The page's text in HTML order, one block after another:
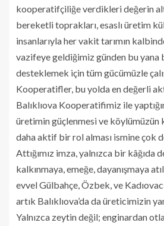
kooperatifçiliğe verdikleri değerin
bereketli toprakları, esaslı üretim
insanlarıyla her vakit tarımın
vazifeye geldiğimiz günden bu yana
desteklemek için tüm gücümüzle
Kooperatifler, bu yolda en değerli
Balıklıova Kooperatifimiz ile
üretimin güçlenmesi ve köylümüzün
daha aktif bir rol alması ismine çok
Attığımız imza, yalnızca bir kâğıda
kalkınmaya, emeğe, dayanışmaya
evvel Gülbahçe, Özbek, ve
artık Balıklıova’da da üreticimizin
Yalnızca zeytin değil; enginardan